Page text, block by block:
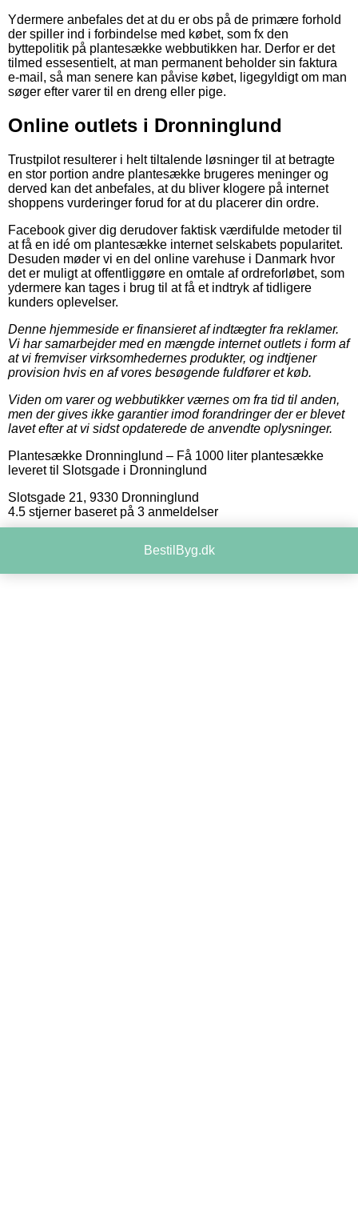
Ydermere anbefales det at du er obs på de primære forhold
der spiller ind i forbindelse med købet, som fx den
byttepolitik på plantesække webbutikken har. Derfor er det
tilmed essesentielt, at man permanent beholder sin faktura
e-mail, så man senere kan påvise købet, ligegyldigt om man
søger efter varer til en dreng eller pige.
Online outlets i Dronninglund
Trustpilot resulterer i helt tiltalende løsninger til at betragte
en stor portion andre plantesække brugeres meninger og
derved kan det anbefales, at du bliver klogere på internet
shoppens vurderinger forud for at du placerer din ordre.
Facebook giver dig derudover faktisk værdifulde metoder til
at få en idé om plantesække internet selskabets popularitet.
Desuden møder vi en del online varehuse i Danmark hvor
det er muligt at offentliggøre en omtale af ordreforløbet, som
ydermere kan tages i brug til at få et indtryk af tidligere
kunders oplevelser.
Denne hjemmeside er finansieret af indtægter fra reklamer.
Vi har samarbejder med en mængde internet outlets i form af
at vi fremviser virksomhedernes produkter, og indtjener
provision hvis en af vores besøgende fuldfører et køb.
Viden om varer og webbutikker værnes om fra tid til anden,
men der gives ikke garantier imod forandringer der er blevet
lavet efter at vi sidst opdaterede de anvendte oplysninger.
Plantesække Dronninglund – Få 1000 liter plantesække
leveret til Slotsgade i Dronninglund
Slotsgade 21, 9330 Dronninglund
4.5 stjerner baseret på 3 anmeldelser
BestilByg.dk